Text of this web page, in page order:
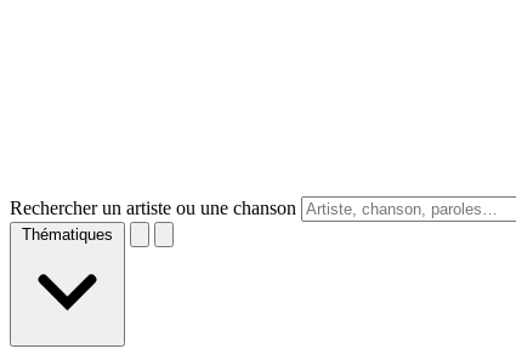
Rechercher un artiste ou une chanson
Thématiques